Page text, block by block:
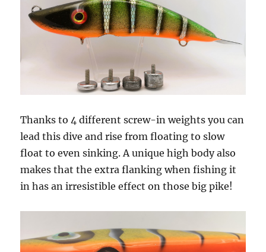
Thanks to 4 different screw-in weights you can
lead this dive and rise from floating to slow
float to even sinking. A unique high body also
makes that the extra flanking when fishing it
in has an irresistible effect on those big pike!